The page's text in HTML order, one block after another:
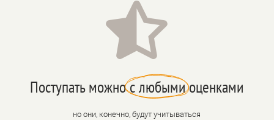

Поступать можно с любыми оценками
но они, конечно, будут учитываться